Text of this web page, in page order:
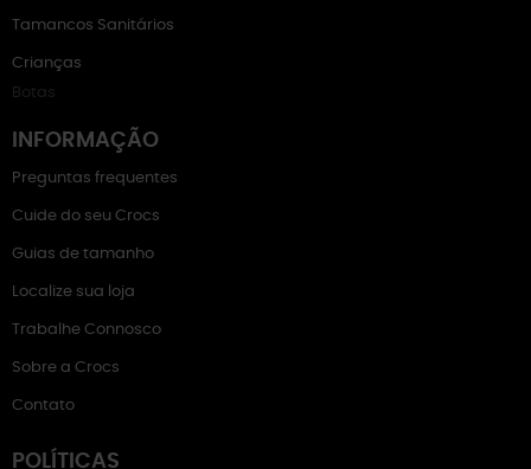
Tamancos Sanitários
Crianças
Botas
INFORMAÇÃO
Preguntas frequentes
Cuide do seu Crocs
Guias de tamanho
Localize sua loja
Trabalhe Connosco
Sobre a Crocs
Contato
POLÍTICAS